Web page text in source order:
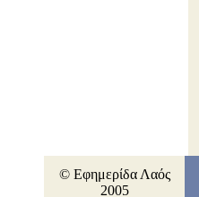
© Εφημερίδα Λαός
2005